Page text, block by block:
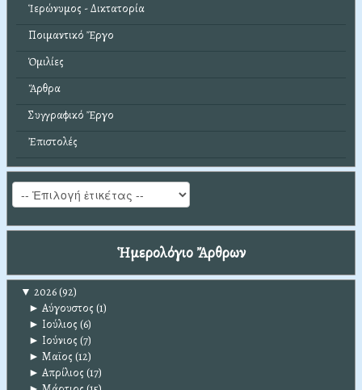
Ἱερώνυμος - Δικτατορία
Ποιμαντικό Ἔργο
Ὁμιλίες
Ἄρθρα
Συγγραφικό Ἔργο
Ἐπιστολές
Ἡμερολόγιο Ἄρθρων
▼ 2026(92)
► Αύγουστος (1)
► Ιούλιος (6)
► Ιούνιος (7)
► Μαϊος (12)
► Απρίλιος (17)